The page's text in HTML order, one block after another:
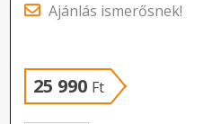
Ajánlás ismerősnek!
25 990 Ft